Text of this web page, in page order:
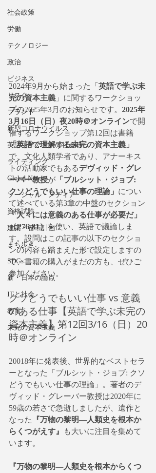
社会政策
労働
テクノロジー
政治
ビジネス
リスク
ブランド
新型コロナウイルス
英語で学ぶ大人の社会科
ライティング
Global News
ソーシャル・メディア
資格試験
建築・都市計画
まち歩き
SDGs
新・日本の論点
ITと社会
教育
未完の資本主義
2024年9月から始まった「 英語で学ぶ未
完の資本主義 」に関するワークショッ
プの2025年3月のお知らせです。 2025年
3月16日（日）夜20時＠オンラインで開
催するワークショップ第12回は書籍
「英語で理解する未完の資本主義」
で、文化人類学者であり、アナーキス
トの活動家でもあるデヴィッド・グレ
ーバー教授が 「ブルシット・ジョブ:
クソどうでもいい仕事の理論」 につい
て述べている第3章の中盤のセクション
「人々には意義のある仕事が必要だ」
（P76-81）を使い、英語で議論しま
す。設問はこの記事の以下のセクショ
ンの内容も踏まえた形で設定しますの
で、書籍の購入がまだの方も、ぜひご
参加ください。
クソどうでもいい仕事 vs 意義
のある仕事【英語で学ぶ未完の
資本主義】第12回3/16（日）20
時＠オンライン
20018年に発表後、世界的なベストセラ
ーとなった「ブルシット・ジョブ: クソ
どうでもいい仕事の理論」。著者のデ
ヴィッド・グレーバー教授は2020年に
59歳の若さで急逝しましたが、遺作と
なった
『万物の黎明―人類史を根本か
らくつがえす』
も大いに注目を集めて
います。
『万物の黎明―人類史を根本からくつ